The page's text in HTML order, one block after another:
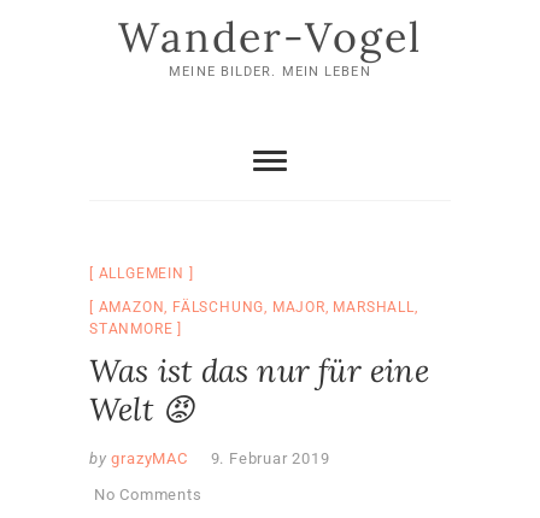
Wander-Vogel
MEINE BILDER. MEIN LEBEN
ALLGEMEIN
AMAZON, FÄLSCHUNG, MAJOR, MARSHALL,
STANMORE
Was ist das nur für eine
Welt 😡
by grazyMAC
9. Februar 2019
No Comments